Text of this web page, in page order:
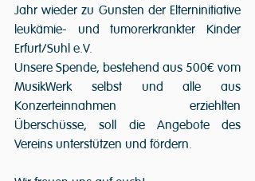
Jahr wieder zu Gunsten der Elterninitiative
leukämie- und tumorerkrankter Kinder
Erfurt/Suhl e.V.
Unsere Spende, bestehend aus 500€ vom
MusikWerk selbst und alle aus
Konzerteinnahmen erziehlten
Überschüsse, soll die Angebote des
Vereins unterstützen und fördern.